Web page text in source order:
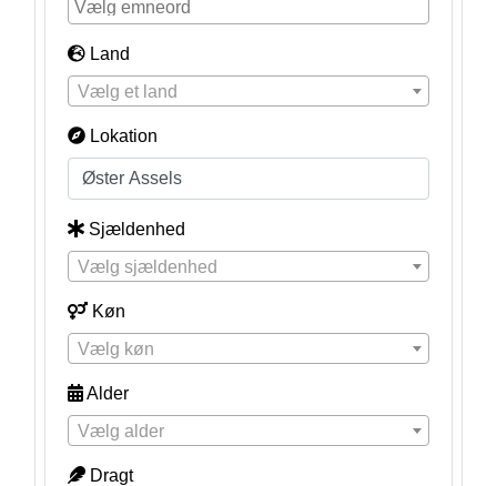
Land
Vælg et land
Lokation
Sjældenhed
Vælg sjældenhed
Køn
Vælg køn
Alder
Vælg alder
Dragt